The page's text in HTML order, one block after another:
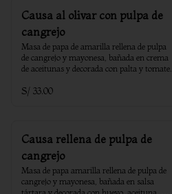
Causa al olivar con pulpa de
cangrejo
Masa de papa de amarilla rellena de pulpa
de cangrejo y mayonesa, bañada en crema
de aceitunas y decorada con palta y tomate.
S/ 33.00
Causa rellena de pulpa de
cangrejo
Masa de papa amarilla rellena de pulpa de
cangrejo y mayonesa, bañada en salsa